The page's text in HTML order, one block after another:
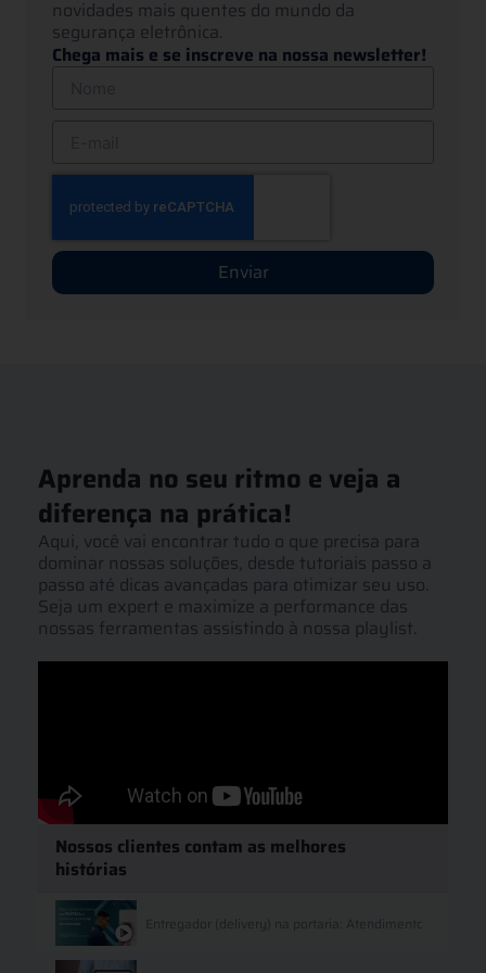
novidades mais quentes do mundo da
segurança eletrônica.
Chega mais e se inscreve na nossa newsletter!
Enviar
Aprenda no seu ritmo e veja a
diferença na prática!​
Aqui, você vai encontrar tudo o que precisa para
dominar nossas soluções, desde tutoriais passo a
passo até dicas avançadas para otimizar seu uso.
Seja um expert e maximize a performance das
nossas ferramentas assistindo à nossa playlist.
Nossos clientes contam as melhores
histórias